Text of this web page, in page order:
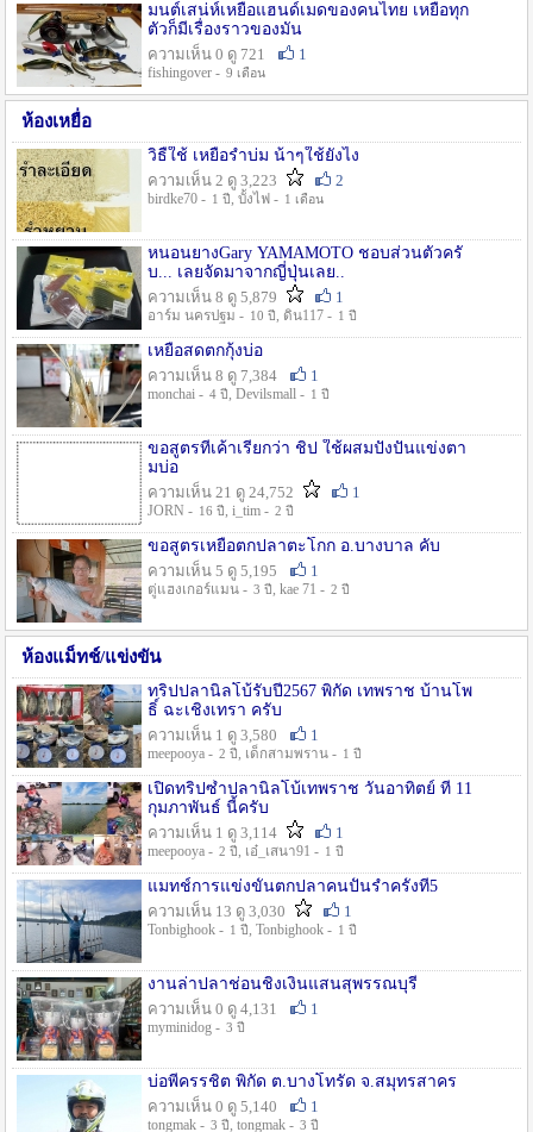
มนต์เสน่ห์เหยื่อแฮนด์เมดของคนไทย เหยื่อทุก
ตัวก็มีเรื่องราวของมัน
ความเห็น 0 ดู 721
1
fishingover - 9 เดือน
ห้องเหยื่อ
วิธืใช้ เหยื่อรำบ่ม น้าๆใช้ยังไง
ความเห็น 2 ดู 3,223
2
birdke70 - 1 ปี , บั้งไฟ - 1 เดือน
หนอนยางGary YAMAMOTO ชอบส่วนตัวครั
บ... เลยจัดมาจากญี่ปุ่นเลย..
ความเห็น 8 ดู 5,879
1
อาร์ม นครปฐม - 10 ปี , ดิน117 - 1 ปี
เหยื่อสดตกกุ้งบ่อ
ความเห็น 8 ดู 7,384
1
monchai - 4 ปี , Devilsmall - 1 ปี
ขอสูตรที่เค้าเรียกว่า ชิป ใช้ผสมปังปั่นแข่งตา
มบ่อ
ความเห็น 21 ดู 24,752
1
JORN - 16 ปี , i_tim - 2 ปี
ขอสูตรเหยื่อตกปลาตะโกก อ.บางบาล คับ
ความเห็น 5 ดู 5,195
1
ตู่แฮงเกอร์แมน - 3 ปี , kae 71 - 2 ปี
ห้องแม็ทช์/แข่งขัน
ทริปปลานิลโบ้รับปี2567 พิกัด เทพราช บ้านโพ
ธิ์ ฉะเชิงเทรา ครับ
ความเห็น 1 ดู 3,580
1
meepooya - 2 ปี , เด็กสามพราน - 1 ปี
เปิดทริปซ้ำปลานิลโบ้เทพราช วันอาทิตย์ ที่ 11
กุมภาพันธ์ นี้ครับ
ความเห็น 1 ดู 3,114
1
meepooya - 2 ปี , เอ๋_เสนา91 - 1 ปี
แมทช์การแข่งขั้นตกปลาคนปั้นรำครั้งที่5
ความเห็น 13 ดู 3,030
1
Tonbighook - 1 ปี , Tonbighook - 1 ปี
งานล่าปลาช่อนชิงเงินแสนสุพรรณบุรี
ความเห็น 0 ดู 4,131
1
myminidog - 3 ปี
บ่อพี่ครรชิต พิกัด ต.บางโทรัด จ.สมุทรสาคร
ความเห็น 0 ดู 5,140
1
tongmak - 3 ปี , tongmak - 3 ปี